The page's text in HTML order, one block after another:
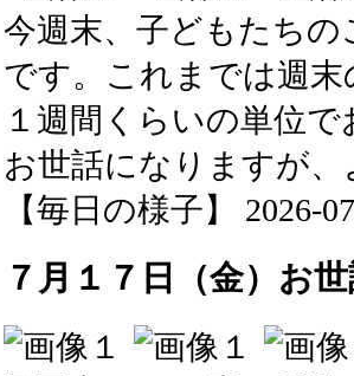
今週末、子どもたち
です。これまでは週
１週間くらいの単位
お世話になりますが
【毎日の様子】 2026-
７月１７日（金）お